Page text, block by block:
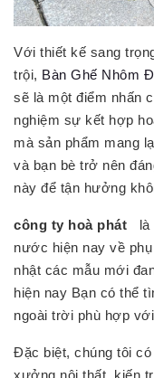
Với thiết kế sang
trội, Bàn Ghế Nhôm
sẽ là một điểm nhấn
nghiệm sự kết hợp
mà sản phẩm mang
và bạn bè trở nên
này để tận hưởng
công ty hoà phát
nước hiện nay về
nhật các mẫu mới
hiện nay Bạn có thể
ngoài trời phù hợp
Đặc biệt, chúng tôi
xưởng nội thất, kiến